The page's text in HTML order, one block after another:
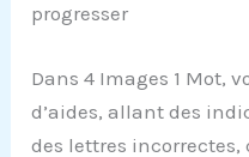
progresser
Dans 4 Images 1 Mot,
d’aides, allant des
des lettres